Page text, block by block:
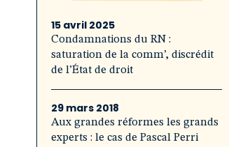
15 avril 2025
Condamnations du RN :
saturation de la comm’, discrédit
de l’État de droit
29 mars 2018
Aux grandes réformes les grands
experts : le cas de Pascal Perri